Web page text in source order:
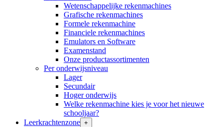
Wetenschappelijke rekenmachines
Grafische rekenmachines
Formele rekenmachine
Financiele rekenmachines
Emulators en Software
Examenstand
Onze productassortimenten
Per onderwijsniveau
Lager
Secundair
Hoger onderwijs
Welke rekenmachine kies je voor het nieuwe
schooljaar?
Leerkrachtenzone +